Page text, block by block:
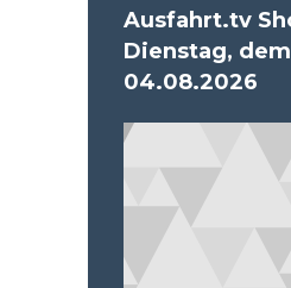
Ausfahrt.tv
Dienstag, dem
04.08.2026